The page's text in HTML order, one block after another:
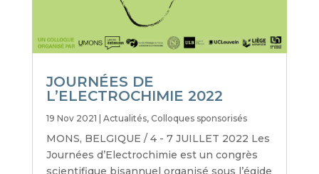
JOURNÉES DE
L’ELECTROCHIMIE 2022
19 Nov 2021 Actualités, Colloques sponsorisés
MONS, BELGIQUE / 4 - 7 JUILLET 2022 Les
Journées d’Electrochimie est un congrès
scientifique bisannuel organisé sous l’égide